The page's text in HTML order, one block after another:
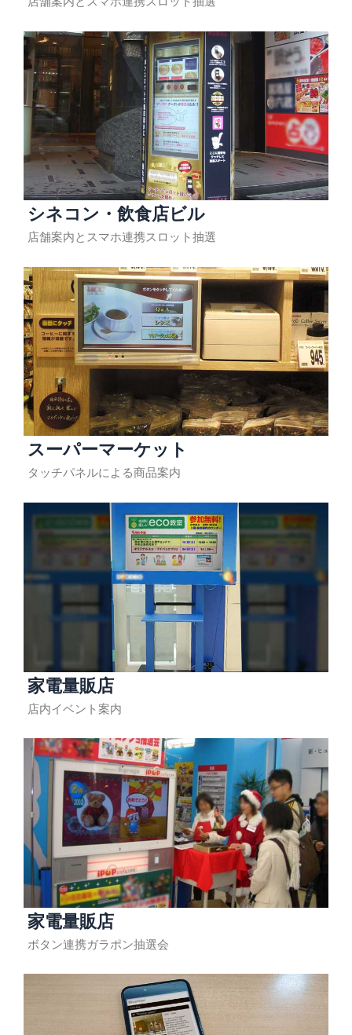
シネコン・飲食店ビル
店舗案内とスマホ連携スロット抽選
スーパーマーケット
タッチパネルによる商品案内
家電量販店
店内イベント案内
家電量販店
ボタン連携ガラポン抽選会